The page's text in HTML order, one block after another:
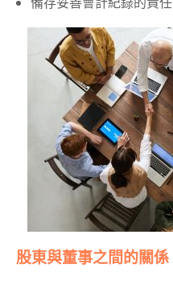
股東與董事之間的關係